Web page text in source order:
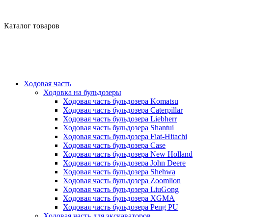
Каталог товаров
Ходовая часть
Ходовка на бульдозеры
Ходовая часть бульдозера Komatsu
Ходовая часть бульдозера Caterpillar
Ходовая часть бульдозера Liebherr
Ходовая часть бульдозера Shantui
Ходовая часть бульдозера Fiat-Hitachi
Ходовая часть бульдозера Case
Ходовая часть бульдозера New Holland
Ходовая часть бульдозера John Deere
Ходовая часть бульдозера Shehwa
Ходовая часть бульдозера Zoomlion
Ходовая часть бульдозера LiuGong
Ходовая часть бульдозера XGMA
Ходовая часть бульдозера Peng PU